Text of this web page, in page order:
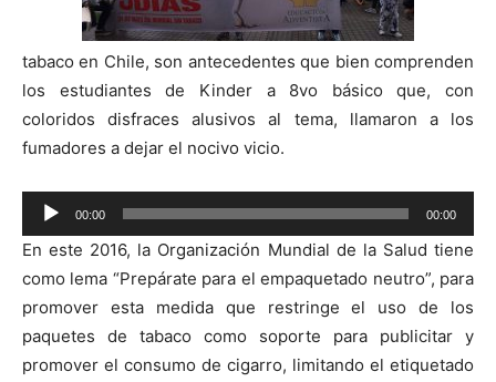
tabaco en Chile, son antecedentes que bien comprenden
los estudiantes de Kinder a 8vo básico que, con
coloridos disfraces alusivos al tema, llamaron a los
fumadores a dejar el nocivo vicio.
Reproductor
de
audio
00:00 00:00
En este 2016, la Organización Mundial de la Salud tiene
como lema “Prepárate para el empaquetado neutro”, para
promover esta medida que restringe el uso de los
paquetes de tabaco como soporte para publicitar y
promover el consumo de cigarro, limitando el etiquetado